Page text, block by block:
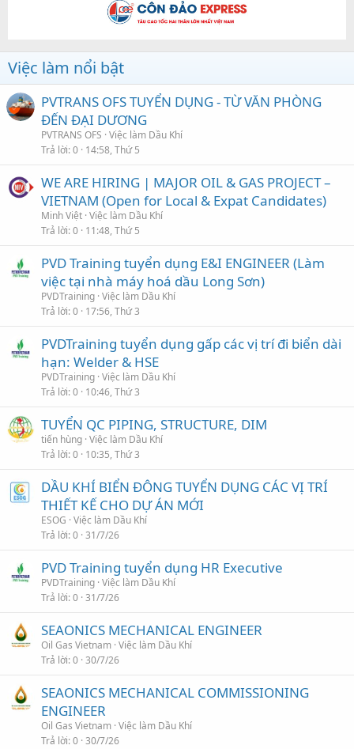
Việc làm nổi bật
PVTRANS OFS TUYỂN DỤNG - TỪ VĂN PHÒNG
ĐẾN ĐẠI DƯƠNG
PVTRANS OFS Việc làm Dầu Khí
Trả lời 0 14:58, Thứ 5
WE ARE HIRING | MAJOR OIL & GAS PROJECT –
VIETNAM (Open for Local & Expat Candidates)
Minh Việt Việc làm Dầu Khí
Trả lời 0 11:48, Thứ 5
PVD Training tuyển dụng E&I ENGINEER (Làm
việc tại nhà máy hoá dầu Long Sơn)
PVDTraining Việc làm Dầu Khí
Trả lời 0 17:56, Thứ 3
PVDTraining tuyển dụng gấp các vị trí đi biển dài
hạn: Welder & HSE
PVDTraining Việc làm Dầu Khí
Trả lời 0 10:46, Thứ 3
TUYỂN QC PIPING, STRUCTURE, DIM
tiến hùng Việc làm Dầu Khí
Trả lời 0 10:35, Thứ 3
DẦU KHÍ BIỂN ĐÔNG TUYỂN DỤNG CÁC VỊ TRÍ
THIẾT KẾ CHO DỰ ÁN MỚI
ESOG Việc làm Dầu Khí
Trả lời 0 31/7/26
PVD Training tuyển dụng HR Executive
PVDTraining Việc làm Dầu Khí
Trả lời 0 31/7/26
SEAONICS MECHANICAL ENGINEER
Oil Gas Vietnam Việc làm Dầu Khí
Trả lời 0 30/7/26
SEAONICS MECHANICAL COMMISSIONING
ENGINEER
Oil Gas Vietnam Việc làm Dầu Khí
Trả lời 0 30/7/26